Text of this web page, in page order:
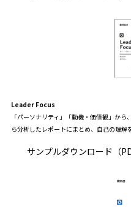
Leader Focus
「パーソナリティ」「動機・価値観」か
ら分析したレポートにまとめ、自己の理解
サンプルダウンロード（